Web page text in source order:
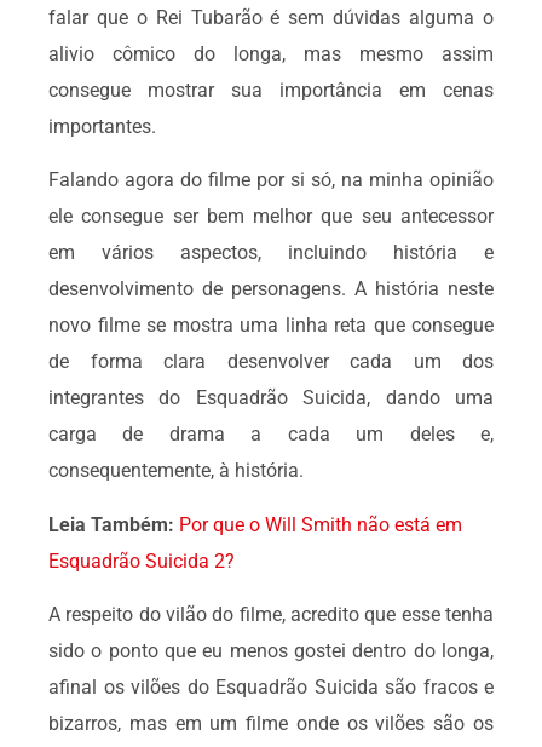
falar que o Rei Tubarão é sem dúvidas alguma o
alivio cômico do longa, mas mesmo assim
consegue mostrar sua importância em cenas
importantes.
Falando agora do filme por si só, na minha opinião
ele consegue ser bem melhor que seu antecessor
em vários aspectos, incluindo história e
desenvolvimento de personagens. A história neste
novo filme se mostra uma linha reta que consegue
de forma clara desenvolver cada um dos
integrantes do Esquadrão Suicida, dando uma
carga de drama a cada um deles e,
consequentemente, à história.
Leia Também: Por que o Will Smith não está em
Esquadrão Suicida 2?
A respeito do vilão do filme, acredito que esse tenha
sido o ponto que eu menos gostei dentro do longa,
afinal os vilões do Esquadrão Suicida são fracos e
bizarros, mas em um filme onde os vilões são os